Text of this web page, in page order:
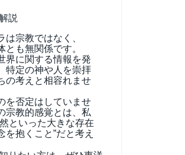
説
は宗教ではなく、
とも無関係です。
界に関する情報を発
特定の神や人を崇拝
の考えと相容れませ
を否定はしていませ
宗教的感覚とは、私
といった大きな存在
を抱くこと”だと考え